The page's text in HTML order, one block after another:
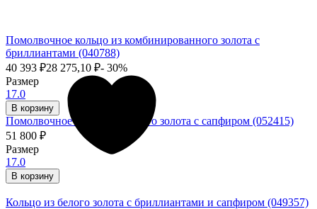
Кольцо из белого золота с бриллиантами и сапфиром (049357)
Помолвочное кольцо из белого золота с сапфиром (052415)
51 800 ₽
Размер
17.0
В корзину
Помолвочное кольцо из комбинированного золота с
бриллиантами (040788)
40 393 ₽28 275,10 ₽- 30%
Размер
17.0
В корзину